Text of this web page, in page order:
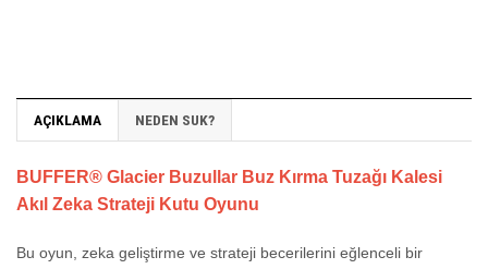
AÇIKLAMA NEDEN SUK?
BUFFER® Glacier Buzullar Buz Kırma Tuzağı Kalesi
Akıl Zeka Strateji Kutu Oyunu
Bu oyun, zeka geliştirme ve strateji becerilerini eğlenceli bir